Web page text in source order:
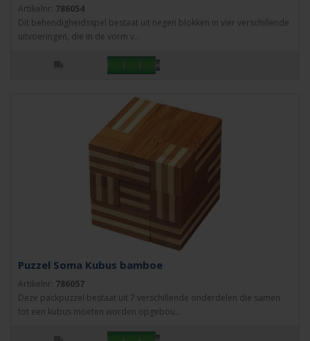
Artikelnr: 786054
Dit behendigheidsspel bestaat uit negen blokken in vier verschillende
uitvoeringen, die in de vorm v..
Puzzel Soma Kubus bamboe
Artikelnr: 786057
Deze packpuzzel bestaat uit 7 verschillende onderdelen die samen
tot een kubus moeten worden opgebou..